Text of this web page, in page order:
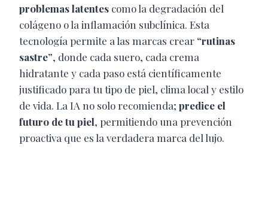
problemas latentes como la degradación del
colágeno o la inflamación subclínica. Esta
tecnología permite a las marcas crear “rutinas
sastre”, donde cada suero, cada crema
hidratante y cada paso está científicamente
justificado para tu tipo de piel, clima local y estilo
de vida. La IA no solo recomienda; predice el
futuro de tu piel, permitiendo una prevención
proactiva que es la verdadera marca del lujo.